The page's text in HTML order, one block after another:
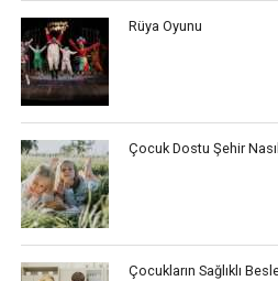
Rüya Oyunu
Çocuk Dostu Şehir
Çocukların Sağlıklı